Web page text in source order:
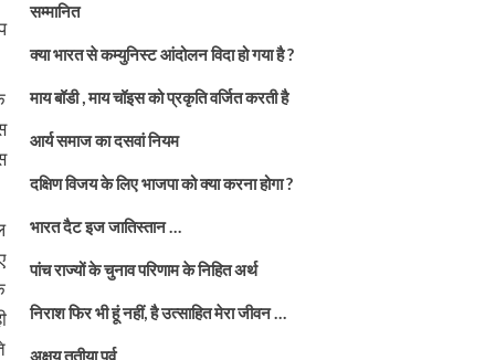
सम्मानित
क्या भारत से कम्युनिस्ट आंदोलन विदा हो गया है ?
माय बॉडी , माय चॉइस को प्रकृति वर्जित करती है
आर्य समाज का दसवां नियम
दक्षिण विजय के लिए भाजपा को क्या करना होगा ?
भारत दैट इज जातिस्तान …
पांच राज्यों के चुनाव परिणाम के निहित अर्थ
निराश फिर भी हूं नहीं, है उत्साहित मेरा जीवन …
अक्षय तृतीया पर्व